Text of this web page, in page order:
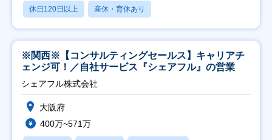
休日120日以上 産休・育休あり
※関西※【コンサルティングセールス】キャリアチ
ェンジ可！／自社サービス『シェアフル』の営業
シェアフル株式会社
大阪府
400万~571万